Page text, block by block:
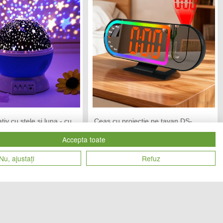
cu stele si luna - cu
59 lei
Ceas cu proiectie pe tavan DS-
Vandut de:
28683 99 lei
Accepta toate
Nu, ajustați
Refuz